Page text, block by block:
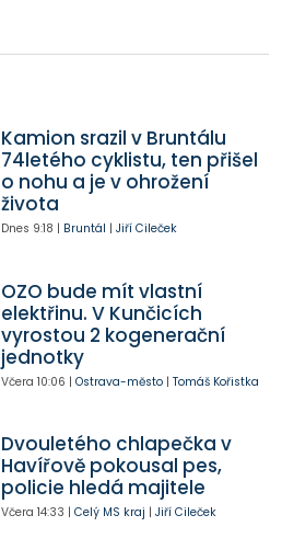
Kamion srazil v Bruntálu
74letého cyklistu, ten přišel
o nohu a je v ohrožení
života
Dnes 9:18 | Bruntál | Jiří Cileček
OZO bude mít vlastní
elektřinu. V Kunčicích
vyrostou 2 kogenerační
jednotky
Včera 10:06 | Ostrava-město| Tomáš Kořistka
Dvouletého chlapečka v
Havířově pokousal pes,
policie hledá majitele
Včera 14:33 | Celý MS kraj | Jiří Cileček